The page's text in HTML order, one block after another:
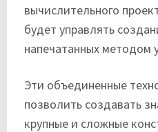
вычислительного
будет управлять
напечатанных методом
Эти объединенные
позволить создавать
крупные и сложные